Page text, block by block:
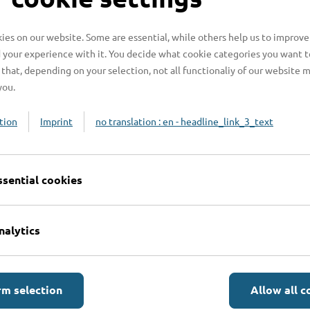
on our website. Some are essential, while others help us to
experience with it. You decide what cookie categories you want
depending on your selection, not all functionaliy of our website
Imprint no translation : en - headline_link_3_text
cookies
Allow all
selection